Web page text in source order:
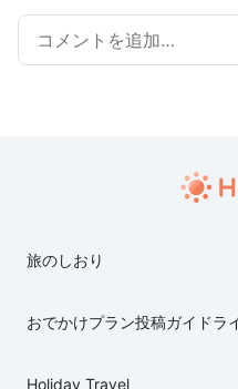
旅のしおり
おでかけプラン投稿ガイドラ
Holiday Travel